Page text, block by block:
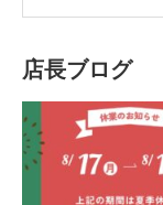
店長ブログ